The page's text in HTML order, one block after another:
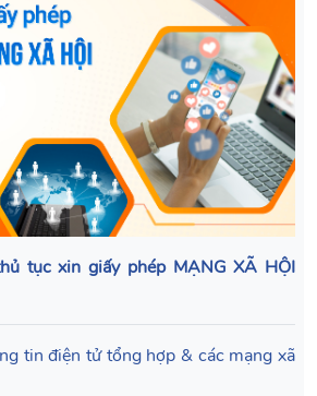
tục xin giấy phép MẠNG XÃ HỘI
tin điện tử tổng hợp & các mạng xã